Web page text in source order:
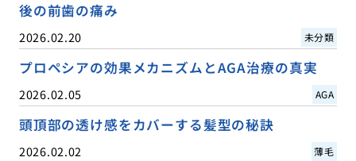
後の前歯の痛み
2026.02.20 未分類
プロペシアの効果メカニズムとAGA治療の真実
2026.02.05 AGA
頭頂部の透け感をカバーする髪型の秘訣
2026.02.02 薄毛